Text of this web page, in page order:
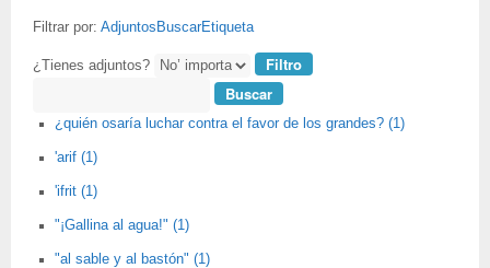
Filtrar por: Adjuntos BuscarEtiqueta
¿Tienes adjuntos?
¿quién osaría luchar contra el favor de los grandes? (1)
'arif (1)
'ifrit (1)
"¡Gallina al agua!" (1)
"al sable y al bastón" (1)